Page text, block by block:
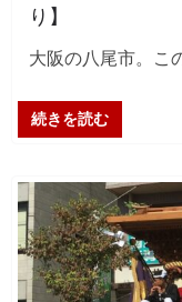
り】
大阪の八尾市。こ
続きを読む